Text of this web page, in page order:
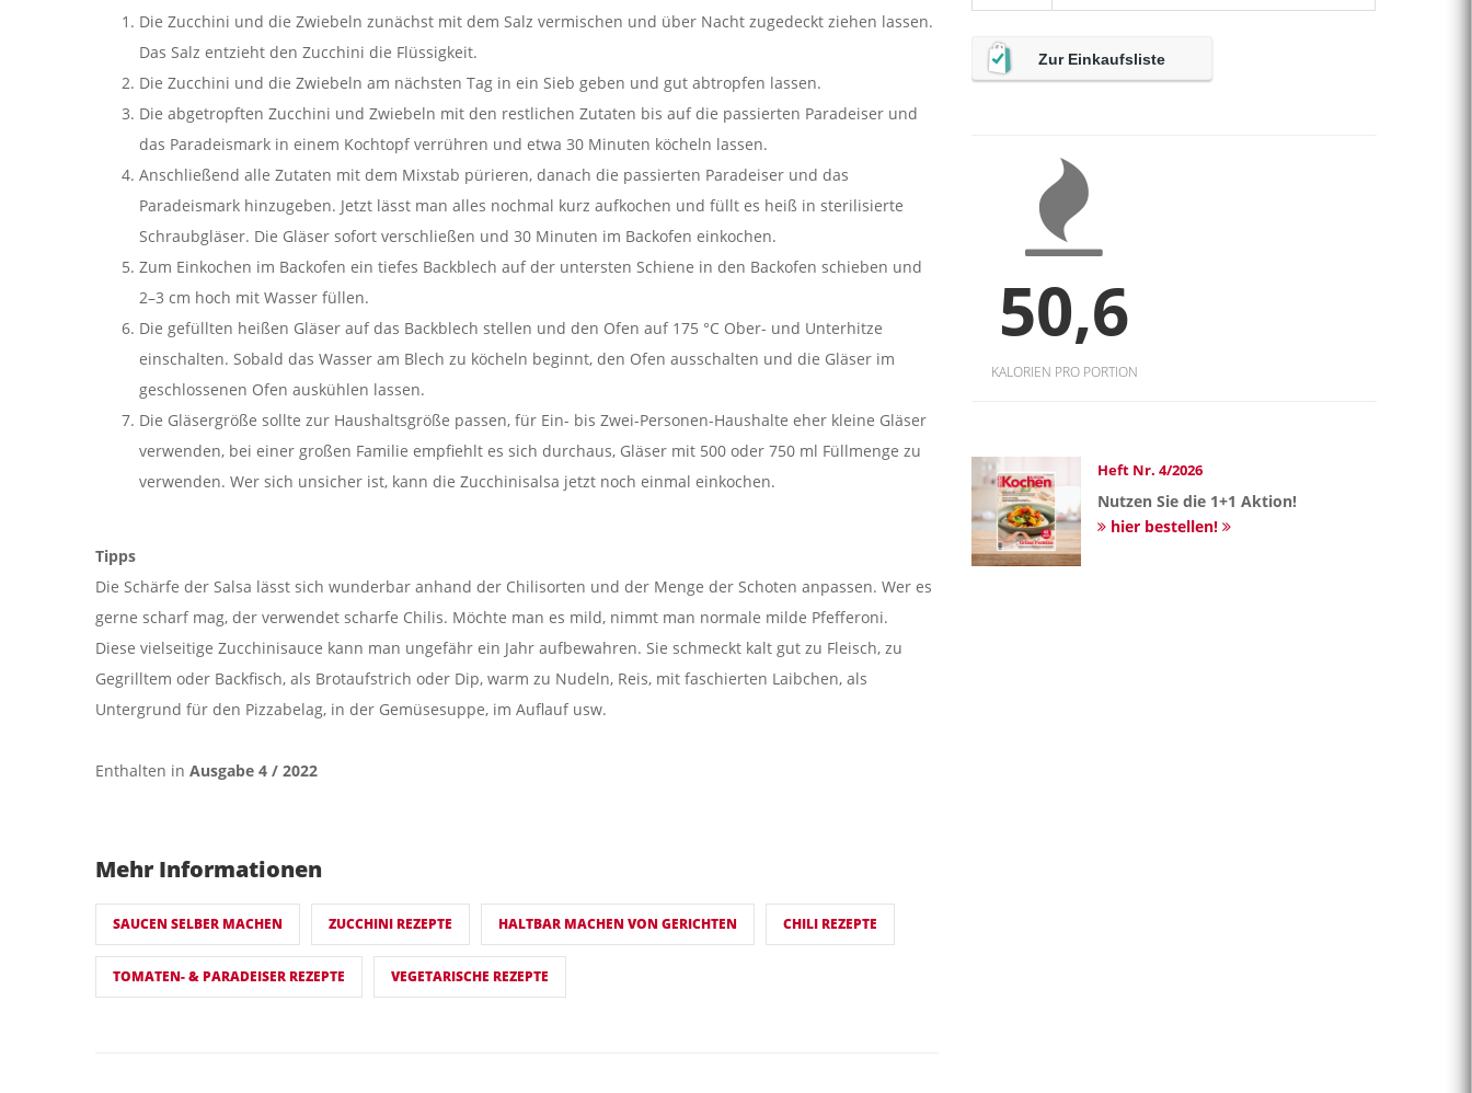
Die Zucchini und die Zwiebeln zunächst mit dem Salz vermischen und über Nacht zugedeckt ziehen lassen.
Das Salz entzieht den Zucchini die Flüssigkeit.
Die Zucchini und die Zwiebeln am nächsten Tag in ein Sieb geben und gut abtropfen lassen.
Die abgetropften Zucchini und Zwiebeln mit den restlichen Zutaten bis auf die passierten Paradeiser und
das Paradeismark in einem Kochtopf verrühren und etwa 30 Minuten köcheln lassen.
Anschließend alle Zutaten mit dem Mixstab pürieren, danach die passierten Paradeiser und das
Paradeismark hinzugeben. Jetzt lässt man alles nochmal kurz aufkochen und füllt es heiß in sterilisierte
Schraubgläser. Die Gläser sofort verschließen und 30 Minuten im Backofen einkochen.
Zum Einkochen im Backofen ein tiefes Backblech auf der untersten Schiene in den Backofen schieben und
2–3 cm hoch mit Wasser füllen.
Die gefüllten heißen Gläser auf das Backblech stellen und den Ofen auf 175 °C Ober- und Unterhitze
einschalten. Sobald das Wasser am Blech zu köcheln beginnt, den Ofen ausschalten und die Gläser im
geschlossenen Ofen auskühlen lassen.
Die Gläsergröße sollte zur Haushaltsgröße passen, für Ein- bis Zwei-Personen-Haushalte eher kleine Gläser
verwenden, bei einer großen Familie empfiehlt es sich durchaus, Gläser mit 500 oder 750 ml Füllmenge zu
verwenden. Wer sich unsicher ist, kann die Zucchinisalsa jetzt noch einmal einkochen.
Tipps
Die Schärfe der Salsa lässt sich wunderbar anhand der Chilisorten und der Menge der Schoten anpas­sen. Wer es
gerne scharf mag, der verwendet scharfe Chilis. Möchte man es mild, nimmt man normale milde Pfefferoni.
Diese vielseitige Zucchinisauce kann man ungefähr ein Jahr aufbewahren. Sie schmeckt kalt gut zu Fleisch, zu
Gegrilltem oder Backfisch, als Brotaufstrich oder Dip, warm zu Nudeln, Reis, mit faschierten Laibchen, als
Untergrund für den Pizzabelag, in der Gemüsesuppe, im Auflauf usw.
Enthalten in Ausgabe 4 / 2022
Mehr Informationen
SAUCEN SELBER MACHEN ZUCCHINI REZEPTE HALTBAR MACHEN VON GERICHTEN CHILI REZEPTE
TOMATEN- & PARADEISER REZEPTE VEGETARISCHE REZEPTE
Zur Einkaufsliste
50,6
KALORIEN PRO PORTION
Heft Nr. 4/2026
Nutzen Sie die 1+1 Aktion!
hier bestellen!